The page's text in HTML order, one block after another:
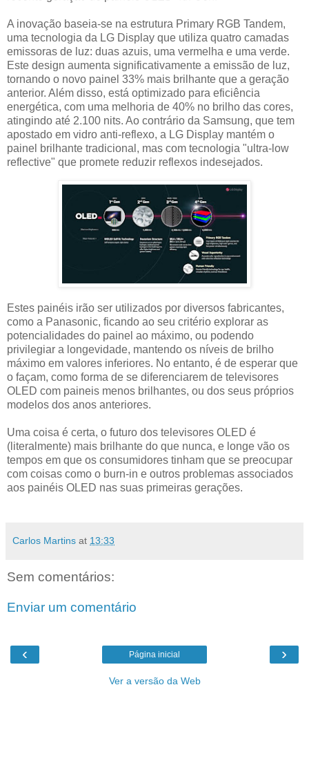
A inovação baseia-se na estrutura Primary RGB Tandem,
uma tecnologia da LG Display que utiliza quatro camadas
emissoras de luz: duas azuis, uma vermelha e uma verde.
Este design aumenta significativamente a emissão de luz,
tornando o novo painel 33% mais brilhante que a geração
anterior. Além disso, está optimizado para eficiência
energética, com uma melhoria de 40% no brilho das cores,
atingindo até 2.100 nits. Ao contrário da Samsung, que tem
apostado em vidro anti-reflexo, a LG Display mantém o
painel brilhante tradicional, mas com tecnologia "ultra-low
reflective" que promete reduzir reflexos indesejados.
Estes painéis irão ser utilizados por diversos fabricantes,
como a Panasonic, ficando ao seu critério explorar as
potencialidades do painel ao máximo, ou podendo
privilegiar a longevidade, mantendo os níveis de brilho
máximo em valores inferiores. No entanto, é de esperar que
o façam, como forma de se diferenciarem de televisores
OLED com paineis menos brilhantes, ou dos seus próprios
modelos dos anos anteriores.
Uma coisa é certa, o futuro dos televisores OLED é
(literalmente) mais brilhante do que nunca, e longe vão os
tempos em que os consumidores tinham que se preocupar
com coisas como o burn-in e outros problemas associados
aos painéis OLED nas suas primeiras gerações.
Carlos Martins at 13:33
Sem comentários:
Enviar um comentário
‹ ›
Página inicial
Ver a versão da Web